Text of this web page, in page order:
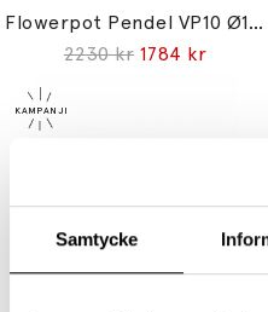
Samtycke
Flowerpot Pendel VP10 Ø16cm Matt White
2230 kr 1784 kr